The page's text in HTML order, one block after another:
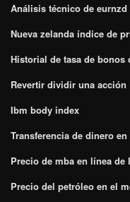
Análisis técnico de eurnzd
Nueva zelanda índice de
Historial de tasa de bonos
Revertir dividir una acción
Ibm body index
Transferencia de dinero
Precio de mba en línea de
Precio del petróleo en el